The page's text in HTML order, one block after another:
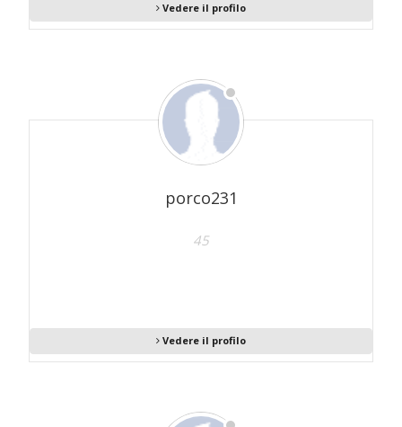
Vedere il profilo
porco231
45
Vedere il profilo